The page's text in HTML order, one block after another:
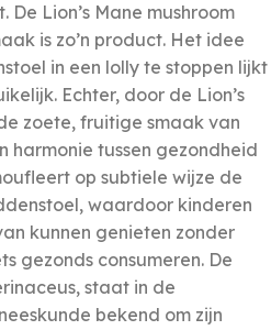
Lion’s Mane mushroom
is zo’n product. Het idee
in een lolly te stoppen lijkt
Echter, door de Lion’s
zoete, fruitige smaak van
harmonie tussen gezondheid
op subtiele wijze de
waardoor kinderen
kunnen genieten zonder
gezonds consumeren. De
staat in de
bekend om zijn